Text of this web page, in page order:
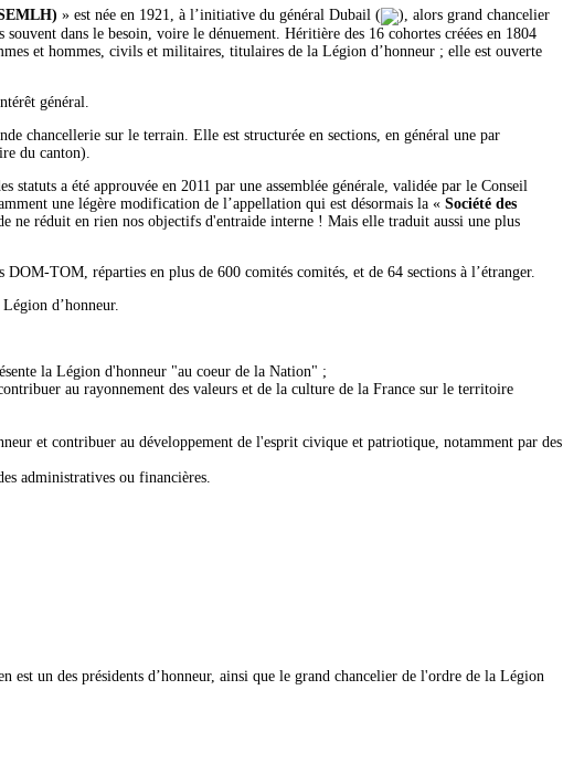
» est née en 1921, à l’initiative du général Dubail (
), alors grand chancelier
dans le besoin, voire le dénuement. Héritière des 16 cohortes créées en 1804
et hommes, civils et militaires, titulaires de la Légion d’honneur ; elle est ouverte
général.
chancellerie sur le terrain. Elle est structurée en sections, en général une par
du canton).
a été approuvée en 2011 par une assemblée générale, validée par le Conseil
une légère modification de l’appellation qui est désormais la « Société des
ne réduit en rien nos objectifs d'entraide interne ! Mais elle traduit aussi une plus
TOM, réparties en plus de 600 comités comités, et de 64 sections à l’étranger.
d’honneur.
la Légion d'honneur "au coeur de la Nation" ;
au rayonnement des valeurs et de la culture de la France sur le territoire
et contribuer au développement de l'esprit civique et patriotique, notamment par des
administratives ou financières.
un des présidents d’honneur, ainsi que le grand chancelier de l'ordre de la Légion